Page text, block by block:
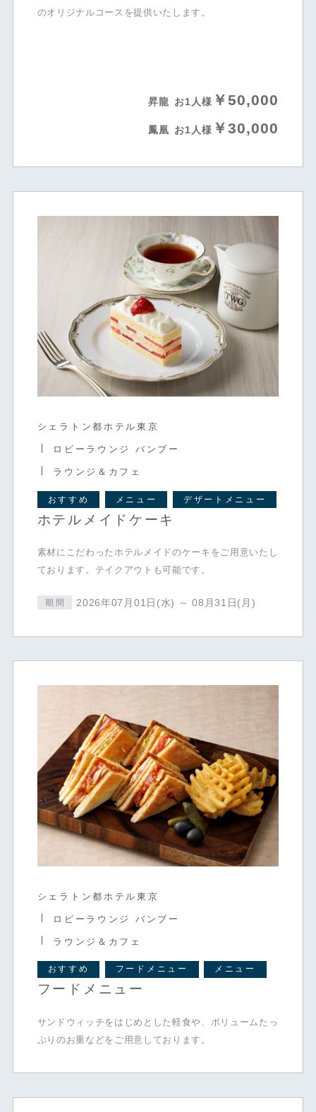
のオリジナルコースを提供いたします。
昇龍 お1人様 ￥50,000
鳳凰 お1人様 ￥30,000
シェラトン都ホテル東京
ロビーラウンジ バンブー
ラウンジ＆カフェ
おすすめ メニュー デザートメニュー
ホテルメイドケーキ
素材にこだわったホテルメイドのケーキをご用意いたし
ております。テイクアウトも可能です。
期間 2026年07月01日(水) ～ 08月31日(月)
シェラトン都ホテル東京
ロビーラウンジ バンブー
ラウンジ＆カフェ
おすすめ フードメニュー メニュー
フードメニュー
サンドウィッチをはじめとした軽食や、ボリュームたっ
ぷりのお重などをご用意しております。